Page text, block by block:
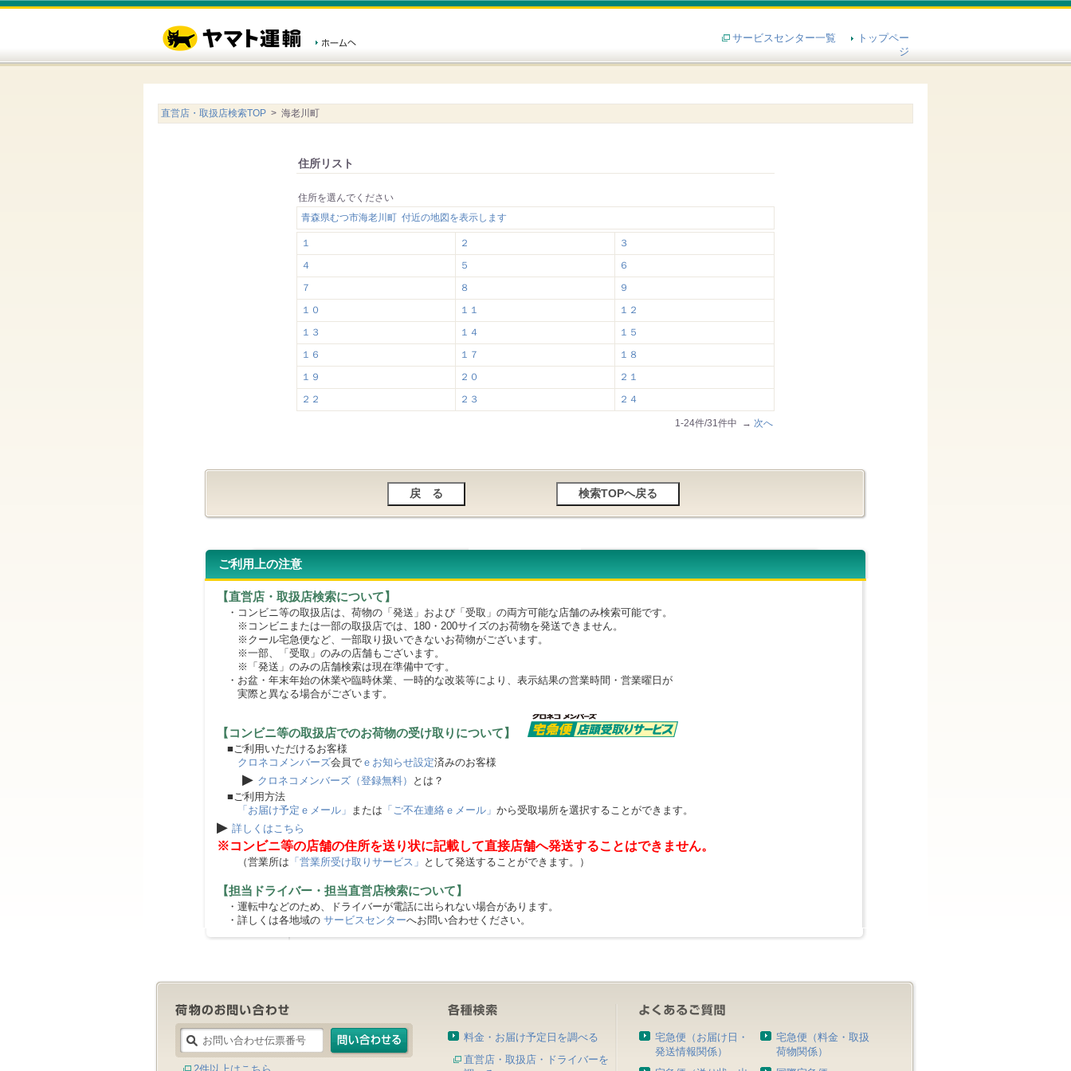
サービスセンター一覧
トップペー
ジ
直営店・取扱店検索TOP > 海老川町
住所リスト
住所を選んでください
青森県むつ市海老川町 付近の地図を表示します
１ ２
３
４
５
６
７
８
９
１０
１１
１２
１３
１４
１５
１６
１７
１８
１９
２０
２１
２２
２３ ２４
1-24件/31件中 → 次へ
ご利用上の注意
【直営店・取扱店検索について】
・コンビニ等の取扱店は、荷物の「発送」および「受取」の両方可能な店舗のみ検索可能です。
※コンビニまたは一部の取扱店では、180・200サイズのお荷物を発送できません。
※クール宅急便など、一部取り扱いできないお荷物がございます。
※一部、「受取」のみの店舗もございます。
※「発送」のみの店舗検索は現在準備中です。
・お盆・年末年始の休業や臨時休業、一時的な改装等により、表示結果の営業時間・営業曜日が
実際と異なる場合がございます。
【コンビニ等の取扱店でのお荷物の受け取りについて】
■ご利用いただけるお客様
クロネコメンバーズ会員で ｅお知らせ設定済みのお客様
▶ クロネコメンバーズ（登録無料）
とは？
■ご利用方法
「お届け予定ｅメール」 または 「ご不在連絡ｅメール」 から受取場所を選択することができます。
▶ 詳しくはこちら
※コンビニ等の店舗の住所を送り状に記載して直接店舗へ発送することはできません。
（営業所は 「営業所受け取りサービス」 として発送することができます。）
【担当ドライバー・担当直営店検索について】
・運転中などのため、ドライバーが電話に出られない場合があります。
・詳しくは各地域の サービスセンターへお問い合わせください。
料金・お届け予定日を調べる
直営店・取扱店・ドライバーを
宅急便（お届け日・
発送情報関係）
宅急便（料金・取扱
荷物関係）